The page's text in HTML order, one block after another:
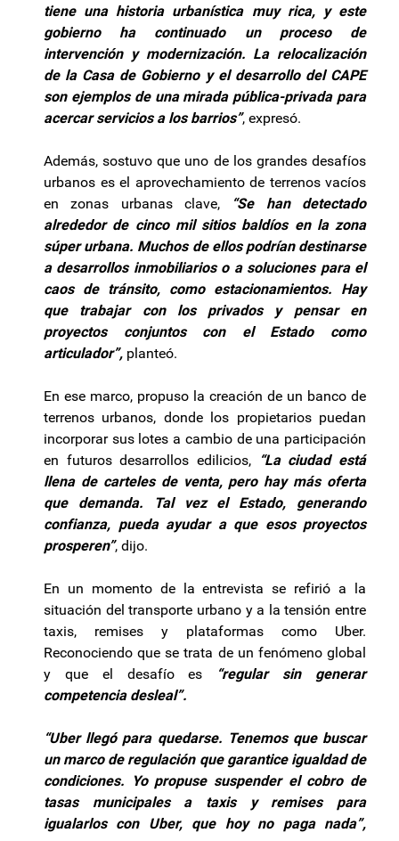
tiene una historia urbanística muy rica, y este
gobierno ha continuado un proceso de
intervención y modernización. La relocalización
de la Casa de Gobierno y el desarrollo del CAPE
son ejemplos de una mirada pública-privada para
acercar servicios a los barrios”, expresó.
Además, sostuvo que uno de los grandes desafíos
urbanos es el aprovechamiento de terrenos vacíos
en zonas urbanas clave,
“Se han detectado
alrededor de cinco mil sitios baldíos en la zona
súper urbana. Muchos de ellos podrían destinarse
a desarrollos inmobiliarios o a soluciones para el
caos de tránsito, como estacionamientos. Hay
que trabajar con los privados y pensar en
proyectos conjuntos con el Estado como
articulador”, planteó.
En ese marco, propuso la creación de un banco de
terrenos urbanos, donde los propietarios puedan
incorporar sus lotes a cambio de una participación
en futuros desarrollos edilicios,
“La ciudad está
llena de carteles de venta, pero hay más oferta
que demanda. Tal vez el Estado, generando
confianza, pueda ayudar a que esos proyectos
prosperen”, dijo.
En un momento de la entrevista se refirió a la
situación del transporte urbano y a la tensión entre
taxis, remises y plataformas como Uber.
Reconociendo que se trata de un fenómeno global
y que el desafío es
“regular sin generar
competencia desleal”.
“Uber llegó para quedarse. Tenemos que buscar
un marco de regulación que garantice igualdad de
condiciones. Yo propuse suspender el cobro de
tasas municipales a taxis y remises para
igualarlos con Uber, que hoy no paga nada”,